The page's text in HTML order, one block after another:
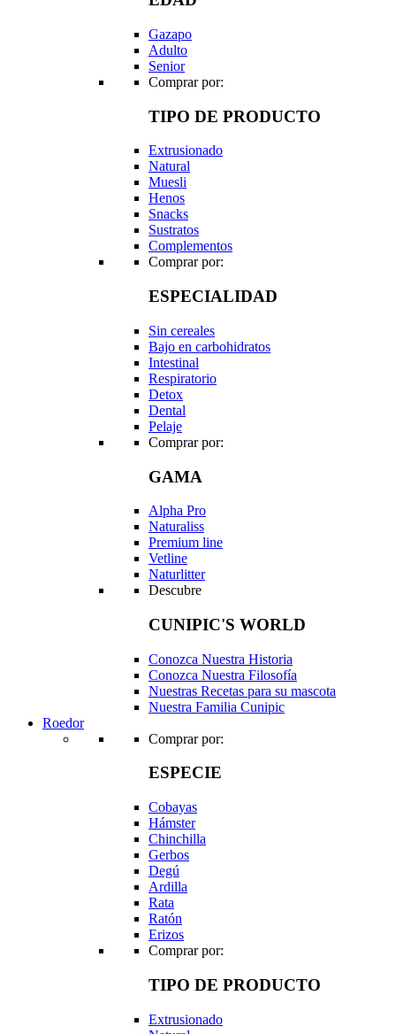
Gazapo
Adulto
Senior
Comprar por:
TIPO DE PRODUCTO
Extrusionado
Natural
Muesli
Henos
Snacks
Sustratos
Complementos
Comprar por:
ESPECIALIDAD
Sin cereales
Bajo en carbohidratos
Intestinal
Respiratorio
Detox
Dental
Pelaje
Comprar por:
GAMA
Alpha Pro
Naturaliss
Premium line
Vetline
Naturlitter
Descubre
CUNIPIC'S WORLD
Conozca Nuestra Historia
Conozca Nuestra Filosofía
Nuestras Recetas para su mascota
Nuestra Familia Cunipic
Roedor
Comprar por:
ESPECIE
Cobayas
Hámster
Chinchilla
Gerbos
Degú
Ardilla
Rata
Ratón
Erizos
Comprar por:
TIPO DE PRODUCTO
Extrusionado